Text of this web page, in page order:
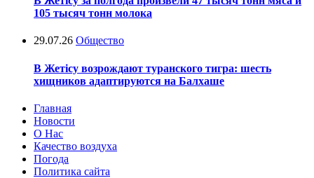
105 тысяч тонн молока
29.07.26 Общество
В Жетісу возрождают туранского тигра: шесть
хищников адаптируются на Балхаше
Главная
Новости
О Нас
Качество воздуха
Погода
Политика сайта